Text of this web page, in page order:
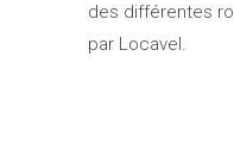
des différentes
par Locavel.